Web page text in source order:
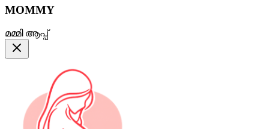
MOMMY
മമ്മി ആപ്പ്